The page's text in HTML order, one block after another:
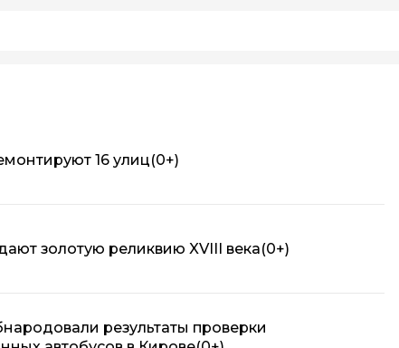
16 улиц(0+)
золотую реликвию XVIII века(0+)
результаты проверки